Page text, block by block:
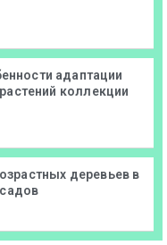
адаптации
коллекции
деревьев в